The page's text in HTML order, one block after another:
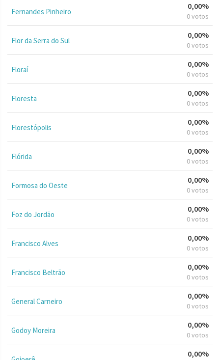
Fernandes Pinheiro
0,00%
0 votos
Flor da Serra do Sul
0,00%
0 votos
Floraí
0,00%
0 votos
Floresta
0,00%
0 votos
Florestópolis
0,00%
0 votos
Flórida
0,00%
0 votos
Formosa do Oeste
0,00%
0 votos
Foz do Jordão
0,00%
0 votos
Francisco Alves
0,00%
0 votos
Francisco Beltrão
0,00%
0 votos
General Carneiro
0,00%
0 votos
Godoy Moreira
0,00%
0 votos
0,00%